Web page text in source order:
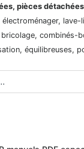
pièces
combinés-
équilibreuses,